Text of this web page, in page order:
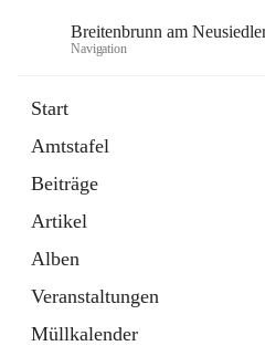
Breitenbrunn am
Navigation
Start
Amtstafel
Beiträge
Artikel
Alben
Veranstaltungen
Müllkalender
18 Schnellzugriffe
Gemeindeservice